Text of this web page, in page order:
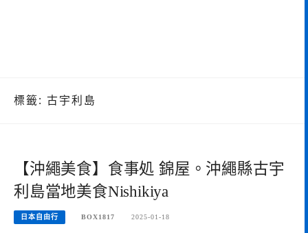
標籤: 古宇利島
【沖繩美食】食事処 錦屋。沖繩縣古宇
利島當地美食Nishikiya
日本自由行 BOX1817 2025-01-18